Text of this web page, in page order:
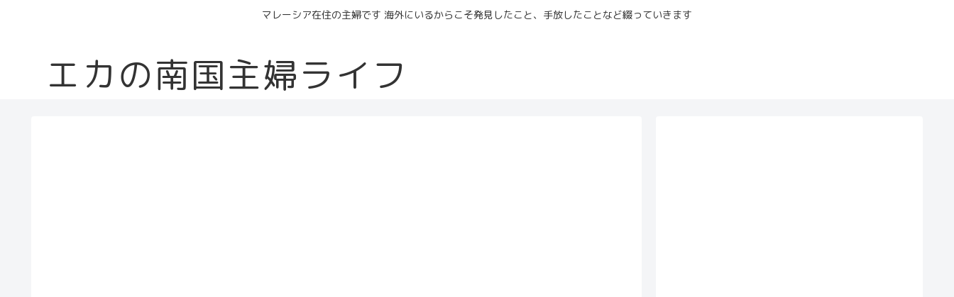
マレーシア在住の主婦です 海外にいるからこそ発見したこと、手放したことなど綴っていきます
エカの南国主婦ライフ